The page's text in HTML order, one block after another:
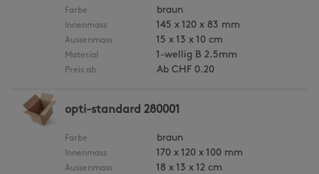
Farbe braun
Innenmass 145 x 120 x 83 mm
Aussenmass 15 x 13 x 10 cm
Material 1-wellig B 2.5mm
Preis ab Ab CHF 0.20
opti-standard 280001
Farbe braun
Innenmass 170 x 120 x 100 mm
Aussenmass 18 x 13 x 12 cm